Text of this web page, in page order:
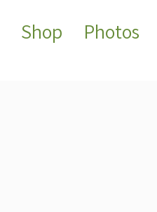
Shop Photos